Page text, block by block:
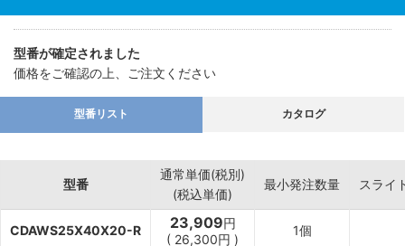
型番が確定されました
価格をご確認の上、ご注文ください
型番リスト カタログ
型番
通常単価(税別)
(税込単価)
最小発注数量 スライ
CDAWS25X40X20-R 23,909円
( 26,300円 )
1個